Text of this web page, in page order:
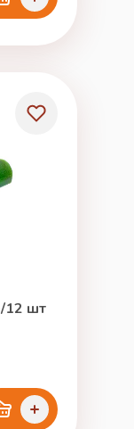
12 шт